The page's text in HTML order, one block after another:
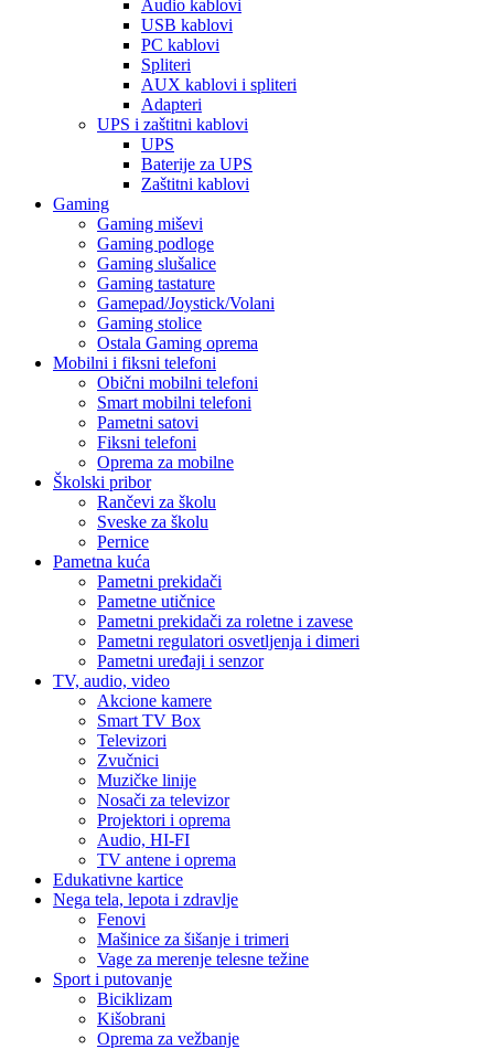
Audio kablovi
USB kablovi
PC kablovi
Spliteri
AUX kablovi i spliteri
Adapteri
UPS i zaštitni kablovi
UPS
Baterije za UPS
Zaštitni kablovi
Gaming
Gaming miševi
Gaming podloge
Gaming slušalice
Gaming tastature
Gamepad/Joystick/Volani
Gaming stolice
Ostala Gaming oprema
Mobilni i fiksni telefoni
Obični mobilni telefoni
Smart mobilni telefoni
Pametni satovi
Fiksni telefoni
Oprema za mobilne
Školski pribor
Rančevi za školu
Sveske za školu
Pernice
Pametna kuća
Pametni prekidači
Pametne utičnice
Pametni prekidači za roletne i zavese
Pametni regulatori osvetljenja i dimeri
Pametni uređaji i senzor
TV, audio, video
Akcione kamere
Smart TV Box
Televizori
Zvučnici
Muzičke linije
Nosači za televizor
Projektori i oprema
Audio, HI-FI
TV antene i oprema
Edukativne kartice
Nega tela, lepota i zdravlje
Fenovi
Mašinice za šišanje i trimeri
Vage za merenje telesne težine
Sport i putovanje
Biciklizam
Kišobrani
Oprema za vežbanje